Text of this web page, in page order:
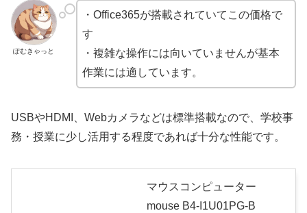
ぽむきゃっと
・Office365が搭載されていてこの価格で
す
・複雑な操作には向いていませんが基本
作業には適しています。
USBやHDMI、Webカメラなどは標準搭載なので、学校事
務・授業に少し活用する程度であれば十分な性能です。
マウスコンピューター
mouse B4-I1U01PG-B